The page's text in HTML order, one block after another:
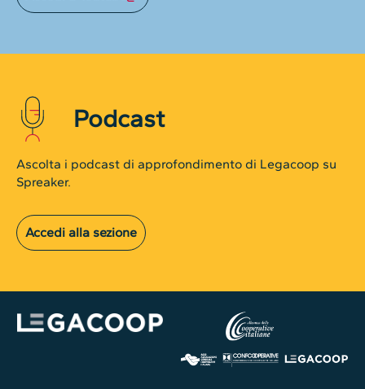
Podcast
Ascolta i podcast di approfondimento di Legacoop su
Spreaker.
Accedi alla sezione